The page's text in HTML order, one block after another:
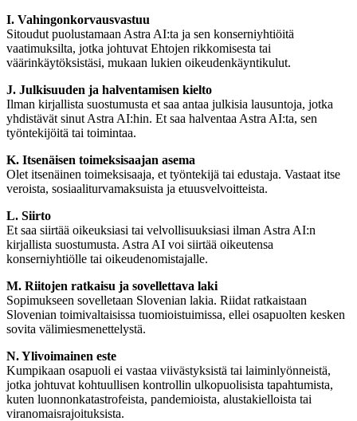
I. Vahingonkorvausvastuu
Sitoudut puolustamaan Astra AI:ta ja sen konserniyhtiöitä
vaatimuksilta, jotka johtuvat Ehtojen rikkomisesta tai
väärinkäytöksistäsi, mukaan lukien oikeudenkäyntikulut.
J. Julkisuuden ja halventamisen kielto
Ilman kirjallista suostumusta et saa antaa julkisia lausuntoja, jotka
yhdistävät sinut Astra AI:hin. Et saa halventaa Astra AI:ta, sen
työntekijöitä tai toimintaa.
K. Itsenäisen toimeksisaajan asema
Olet itsenäinen toimeksisaaja, et työntekijä tai edustaja. Vastaat itse
veroista, sosiaaliturvamaksuista ja etuusvelvoitteista.
L. Siirto
Et saa siirtää oikeuksiasi tai velvollisuuksiasi ilman Astra AI:n
kirjallista suostumusta. Astra AI voi siirtää oikeutensa
konserniyhtiölle tai oikeudenomistajalle.
M. Riitojen ratkaisu ja sovellettava laki
Sopimukseen sovelletaan Slovenian lakia. Riidat ratkaistaan
Slovenian toimivaltaisissa tuomioistuimissa, ellei osapuolten kesken
sovita välimiesmenettelystä.
N. Ylivoimainen este
Kumpikaan osapuoli ei vastaa viivästyksistä tai laiminlyönneistä,
jotka johtuvat kohtuullisen kontrollin ulkopuolisista tapahtumista,
kuten luonnonkatastrofeista, pandemioista, alustakielloista tai
viranomaisrajoituksista.